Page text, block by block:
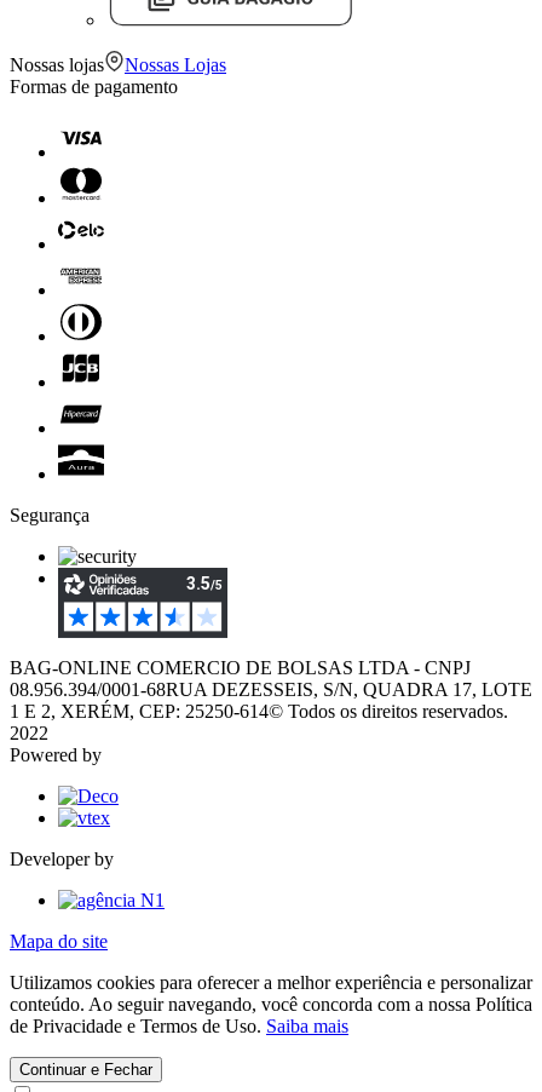
Nossas lojas
Nossas Lojas
Formas de pagamento
Segurança
BAG-ONLINE COMERCIO DE BOLSAS LTDA - CNPJ
08.956.394/0001-68RUA DEZESSEIS, S/N, QUADRA 17, LOTE
1 E 2, XERÉM, CEP: 25250-614© Todos os direitos reservados.
2022
Powered by
Developer by
Mapa do site
Utilizamos cookies para oferecer a melhor experiência e personalizar
conteúdo. Ao seguir navegando, você concorda com a nossa Política
de Privacidade e Termos de Uso. Saiba mais
Continuar e Fechar